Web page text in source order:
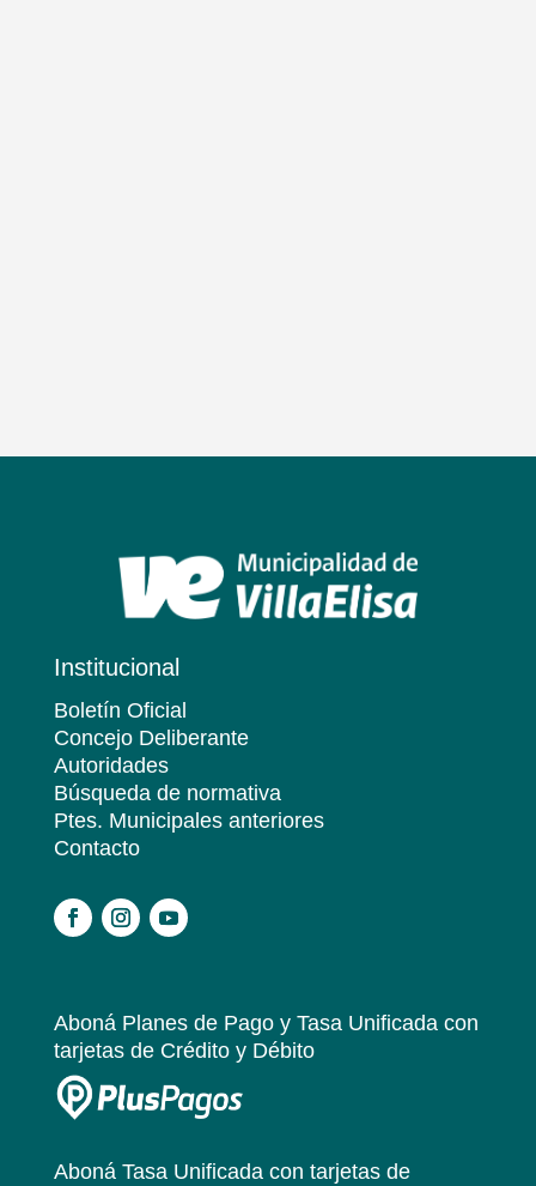
Institucional
Boletín Oficial
Concejo Deliberante
Autoridades
Búsqueda de normativa
Ptes. Municipales anteriores
Contacto
Aboná Planes de Pago y Tasa Unificadacon
tarjetas de Crédito y Débito
Aboná Tasa Unificadacon tarjetas de